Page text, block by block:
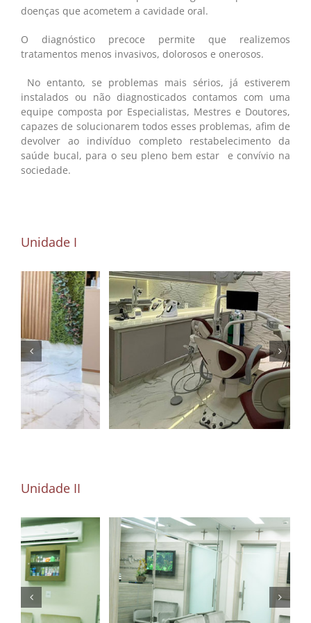
doenças que acometem a cavidade oral.
O diagnóstico precoce permite que realizemos
tratamentos menos invasivos, dolorosos e onerosos.
No entanto, se problemas mais sérios, já estiverem
instalados ou não diagnosticados contamos com uma
equipe composta por Especialistas, Mestres e Doutores,
capazes de solucionarem todos esses problemas, afim de
devolver ao indivíduo completo restabelecimento da
saúde bucal, para o seu pleno bem estar e convívio na
sociedade.
Unidade I
Unidade II